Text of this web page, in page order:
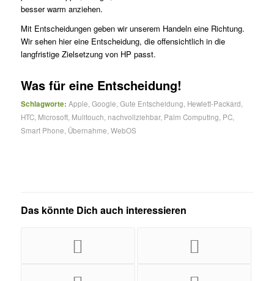
besser warm anziehen.
Mit Entscheidungen geben wir unserem Handeln eine Richtung.
Wir sehen hier eine Entscheidung, die offensichtlich in die
langfristige Zielsetzung von HP passt.
Was für eine Entscheidung!
Schlagworte: Apple Google Gute Entscheidung Hewlett-Packard
HTC, Microsoft, Mulitouch nachvollziehbar, Palm Computing PC,
Smart Phone Übernahme WebOS
Das könnte Dich auch interessieren